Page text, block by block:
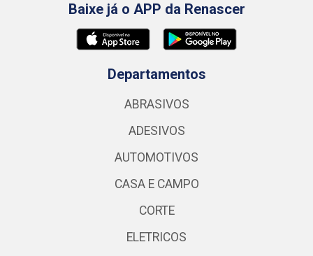
Baixe já o APP da Renascer
Departamentos
ABRASIVOS
ADESIVOS
AUTOMOTIVOS
CASA E CAMPO
CORTE
ELETRICOS